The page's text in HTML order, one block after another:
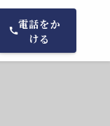
電話をか
ける